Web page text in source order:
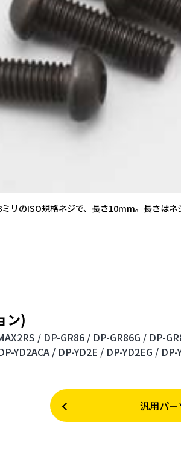
リのISO規格ネジで、長さ10mm。長さは
ン)
/ DP-GR86 / DP-GR86G / DP-
YD2ACA / DP-YD2E / DP-YD2EG /
汎用パ